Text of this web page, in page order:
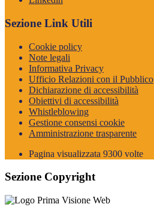
Sezione Link Utili
Cookie policy
Note legali
Informativa Privacy
Ufficio Relazioni con il Pubblico
Dichiarazione di accessibilità
Obiettivi di accessibilità
Whistleblowing
Gestione consensi cookie
Amministrazione trasparente
Pagina visualizzata 9300 volte
Sezione Copyright